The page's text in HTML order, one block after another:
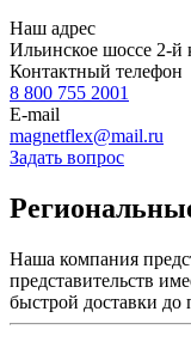
Наш адрес
Ильинское шоссе 2-й
Контактный телефон
8 800 755 2001
E-mail
magnetflex@mail.ru
Задать вопрос
Наша компания
представительств
быстрой доставки до